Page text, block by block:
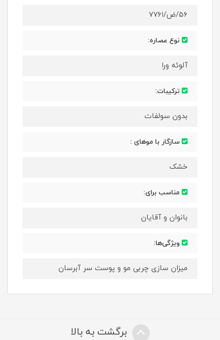
۵۶/ض/۷۷۶۱
نوع عصاره:
آلوئه ورا
ترکیبات:
بدون سولفات
سازگار با موهای :
خشک
مناسب برای:
بانوان و آقایان
ویژگی‌ها:
میزان سازی چربی مو و پوست سر آبرسان
برگشت به بالا